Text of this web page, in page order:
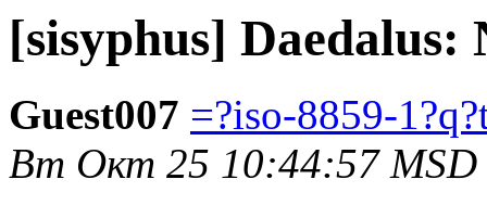
[sisyphus] Daedalus:
Guest007 =?iso-8859-
Вт Окт 25 10:44:57 MSD